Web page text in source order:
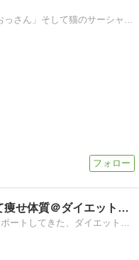
美味しくダイエット！食べて痩せ体質＠ダイエットアドバイザーか